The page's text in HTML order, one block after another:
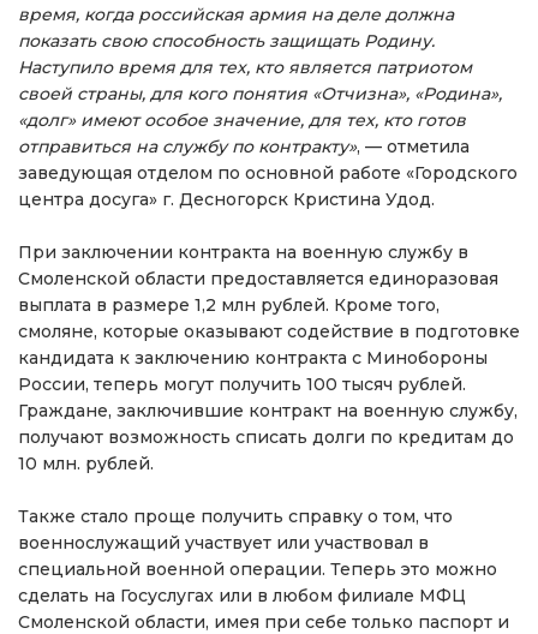
время, когда российская армия на деле должна
показать свою способность защищать Родину.
Наступило время для тех, кто является патриотом
своей страны, для кого понятия «Отчизна», «Родина»,
«долг» имеют особое значение, для тех, кто готов
отправиться на службу по контракту», — отметила
заведующая отделом по основной работе «Городского
центра досуга» г. Десногорск Кристина Удод.
При заключении контракта на военную службу в
Смоленской области предоставляется единоразовая
выплата в размере 1,2 млн рублей. Кроме того,
смоляне, которые оказывают содействие в подготовке
кандидата к заключению контракта с Минобороны
России, теперь могут получить 100 тысяч рублей.
Граждане, заключившие контракт на военную службу,
получают возможность списать долги по кредитам до
10 млн. рублей.
Также стало проще получить справку о том, что
военнослужащий участвует или участвовал в
специальной военной операции. Теперь это можно
сделать на Госуслугах или в любом филиале МФЦ
Смоленской области, имея при себе только паспорт и